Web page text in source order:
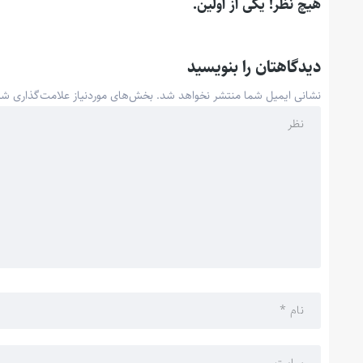
هیچ نظر! یکی از اولین.
دیدگاهتان را بنویسید
نشانی ایمیل شما منتشر نخواهد شد. بخش‌های موردنیاز علامت‌گذاری